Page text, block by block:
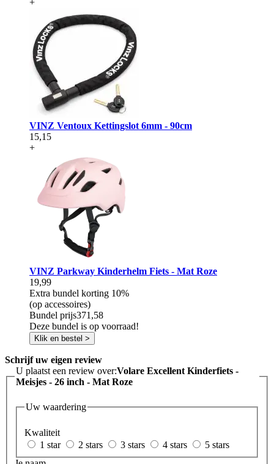
VINZ Ventoux Kettingslot 6mm - 90cm
15,15
+
VINZ Parkway Kinderhelm Fiets - Mat Roze
19,99
Extra bundel korting 10%
(op accessoires)
Bundel prijs371,58
Deze bundel is op voorraad!
Klik en bestel >
Schrijf uw eigen review
U plaatst een review over:Volare Excellent Kinderfiets -
Meisjes - 26 inch - Mat Roze
Uw waardering
Kwaliteit
1 star
2 stars 3 stars 4 stars
5 stars